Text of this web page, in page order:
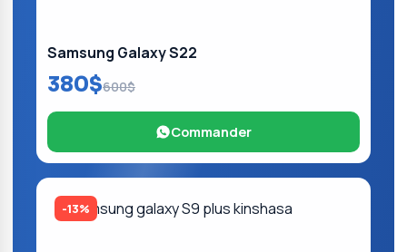
Samsung Galaxy S22
380$600$
Commander
-13%